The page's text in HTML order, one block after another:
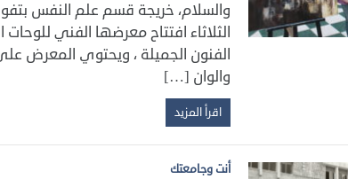
الثلاثاء افتتاح معرضها الفني
الفنون الجميلة ، ويحتوي المعرض
والوان […]
اقرأ المزيد
أنت وجامعتك